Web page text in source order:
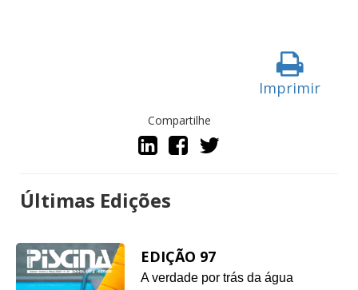
Imprimir
Compartilhe
Últimas Edições
EDIÇÃO 97
A verdade por trás da água